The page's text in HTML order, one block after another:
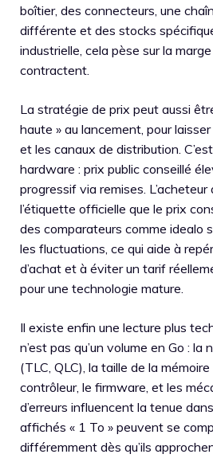
boîtier, des connecteurs, une
différente et des stocks
industrielle, cela pèse sur la
contractent.
La stratégie de prix peut aussi
haute » au lancement, pour
et les canaux de distribution.
hardware : prix public conseillé
progressif via remises.
l’étiquette officielle que le prix
des comparateurs comme idealo
les fluctuations, ce qui aide à
d’achat et à éviter un tarif
pour une technologie mature.
Il existe enfin une lecture plus
n’est pas qu’un volume en Go :
(TLC, QLC), la taille de la
contrôleur, le firmware, et les
d’erreurs influencent la tenue
affichés « 1 To » peuvent se
différemment dès qu’ils